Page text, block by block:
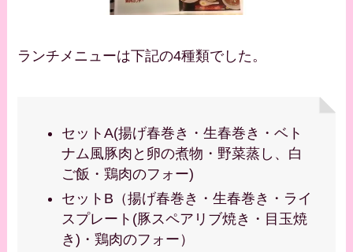
ランチメニューは下記の4種類でした。
セットA(揚げ春巻き・生春巻き・ベト
ナム風豚肉と卵の煮物・野菜蒸し、白
ご飯・鶏肉のフォー)
セットB（揚げ春巻き・生春巻き・ライ
スプレート(豚スペアリブ焼き・目玉焼
き)・鶏肉のフォー）